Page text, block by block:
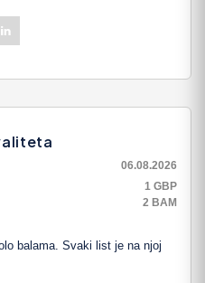
06.08.2026
1 GBP
2 BAM
balama. Svaki list je na njoj